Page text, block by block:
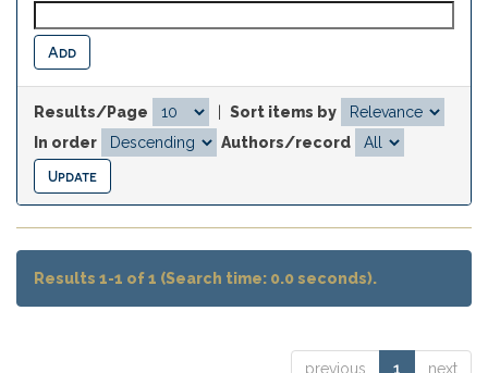
Results/Page
Sort items by
In order
Authors/record
Results 1-1 of 1 (Search time: 0.0 seconds).
previous 1 next